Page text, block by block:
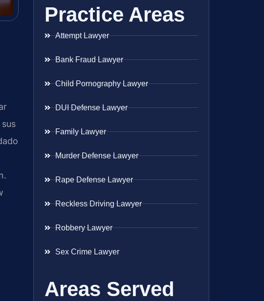
Practice Areas
Attempt Lawyer
Bank Fraud Lawyer
Child Pornography Lawyer
DUI Defense Lawyer
Family Lawyer
Murder Defense Lawyer
Rape Defense Lawyer
Reckless Driving Lawyer
Robbery Lawyer
Sex Crime Lawyer
Areas Served